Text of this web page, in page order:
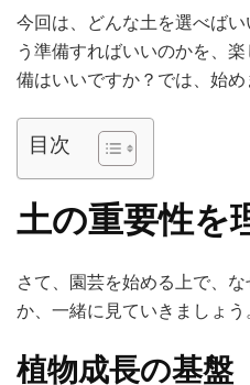
今回は、どんな土を選べば
う準備すればいいのかを、
備はいいですか？では、始め
目次
土の重要性を
さて、園芸を始める上で、
か、一緒に見ていきましょう。
植物成長の基盤